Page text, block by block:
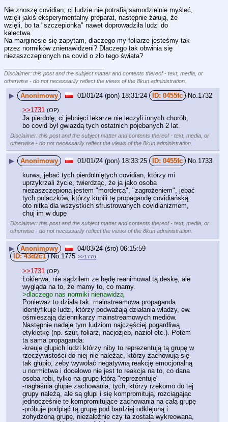
Nie znoszę covidian, ci ludzie nie potrafią samodzielnie myśleć,
wzięli jakiś eksperymentalny preparat, następnie żałują, że
wzięli, bo ta "szczepionka" nawet doprowadziła ludzi do
kalectwa.
Na marginesie się zapytam, dlaczego my foliarze jesteśmy tak
przez normików znienawidzeni? Dlaczego tak obwinia się
niezaszczepionych na covid o zło tego świata?
Disclaimer: this post and the subject matter and contents thereof - text, media, or
otherwise - do not necessarily reflect the views of the 8kun administration.
▶ Anonimowy 01/01/24 (pon) 18:31:24 0455fc No. 1732
>>1731 (OP)
Ja pierdolę, ci jebnięci lekarze nie leczyli innych chorób,
bo covid był gwiazdą tych ostatnich pojebanych 2 lat.
Disclaimer: this post and the subject matter and contents thereof - text, media, or
otherwise - do not necessarily reflect the views of the 8kun administration.
▶ Anonimowy 01/01/24 (pon) 18:33:25 0455fc No. 1733
kurwa, jebać tych pierdolniętych covidian, którzy mi
uprzykrzali życie, twierdząc, że ja jako osoba
niezaszczepiona jestem "mordercą", "zagrożeniem", jebać
tych polaczków, którzy kupili tę propagandę covidiańską
oto nitka dla wszystkich sfrustrowanych covidianizmem,
chuj im w dupę
Disclaimer: this post and the subject matter and contents thereof - text, media, or
otherwise - do not necessarily reflect the views of the 8kun administration.
▶ Anonimowy
04/03/24 (śro) 06:15:59
43d2c1
No. 1775 >>1776
>>1731 (OP)
Łokierwa, nie sądziłem że będę reanimował tą deskę, ale
wygląda na to, że mamy to, co mamy.
>dlaczego nas normiki nienawidzą
Ponieważ to działa tak: mainstreamowa propaganda
identyfikuje ludzi, którzy podważają działania władzy, ew.
ośmieszają dziennikarzy mainstreamowych mediów.
Następnie nadaje tym ludziom najczęściej pogardliwą
etykietkę (np. szur, foliarz, nacjozjeb, naziol etc.). Potem
ta sama propaganda:
-kreuje głupich ludzi którzy niby to reprezentują tą grupę w
rzeczywistości do niej nie należąc, którzy zachowują się
tak głupio, żeby wywołać negatywną reakcję emocjonalną
u normictwa i docelowo nie jest to reakcja na to, co dana
osoba robi, tylko na grupę którą "reprezentuje"
-nagłaśnia głupie zachowania, tych, którzy rzekomo do tej
grupy należą, ale są głupi i się kompromitują, rozciągając
jednocześnie te kompromitujące zachowania na całą grupę
-próbuje podpiąć tą grupę pod bardziej odklejoną i
zohydzoną grupę, niezależnie czy ta została wykreowana,